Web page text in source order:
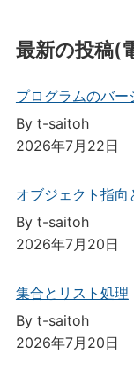
最新の投稿(
プログラムのバ
By t-saitoh
2026年7月22日
オブジェクト指
By t-saitoh
2026年7月20日
集合とリスト処理
By t-saitoh
2026年7月20日